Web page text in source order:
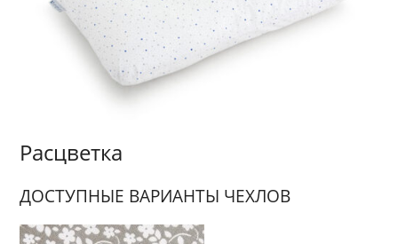
Расцветка
ДОСТУПНЫЕ ВАРИАНТЫ ЧЕХЛОВ